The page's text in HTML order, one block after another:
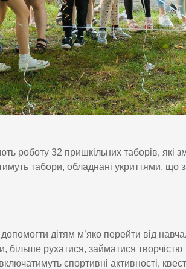
роботу 32 пришкільних таборів, які
табори, обладнані укриттями, що
дітям м’яко перейти від
більше рухатися, займатися
спортивні активності,